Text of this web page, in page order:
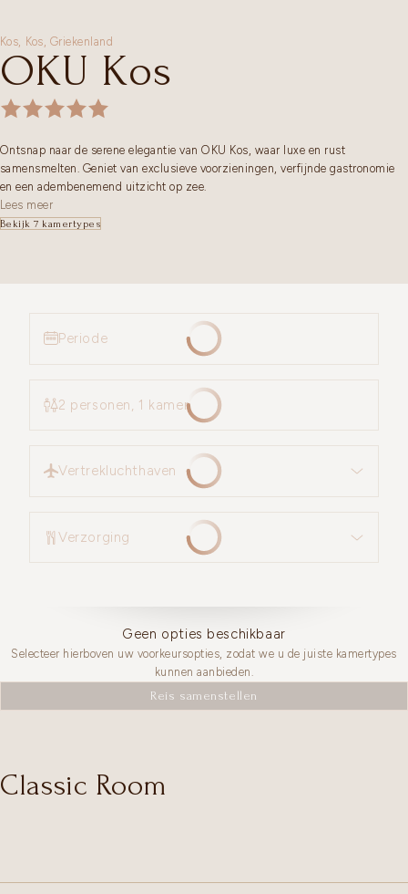
Kos, Kos, Griekenland
OKU Kos
Ontsnap naar de serene elegantie van OKU Kos, waar luxe en rust
samensmelten. Geniet van exclusieve voorzieningen, verfijnde gastronomie
en een adembenemend uitzicht op zee.
Lees meer
Bekijk 7 kamertypes
Periode
2 personen, 1 kamer
Vertrekluchthaven
Verzorging
Geen opties beschikbaar
Selecteer hierboven uw voorkeursopties, zodat we u de juiste kamertypes
kunnen aanbieden.
Reis samenstellen
Classic Room